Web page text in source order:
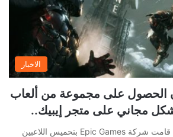
الاخبار
الحصول على مجموعة من ألعاب
الأسبوع الماضي قامت شركة Epic Games بتحميس اللاعبين